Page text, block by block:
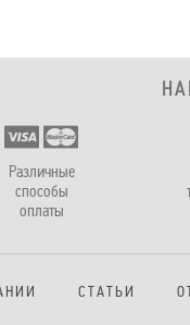
Различные
способы
оплаты
СТАТЬИ